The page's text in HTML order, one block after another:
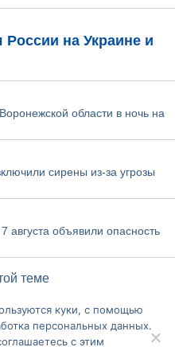
на Украине и
области в ночь на
сирены из-за угрозы
августа объявили опасность
теме
сайтакуки, с помощью
персональных данных.
с этим